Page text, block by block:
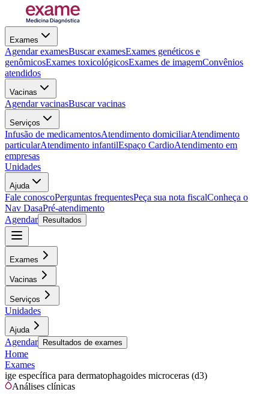
Exames
Agendar examesBuscar examesExames genéticos e
genômicosExames toxicológicosExames de imagemConvênios
atendidos
Vacinas
Agendar vacinasBuscar vacinas
Serviços
Infusão de medicamentosAtendimento domiciliarAtendimento
particularAtendimento infantilEspaço CardioAtendimento em
empresas
Unidades
Ajuda
Fale conoscoPerguntas frequentesPeça sua nota fiscalConheça o
Nav DasaPré-atendimento
Agendar
Resultados
Exames
Vacinas
Serviços
Unidades
Ajuda
Agendar Resultados de exames
Home
Exames
ige específica para dermatophagoides microceras (d3)
Análises clínicas